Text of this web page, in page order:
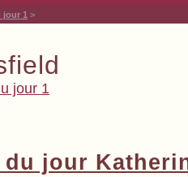
jour 1 >
jour 1
jour